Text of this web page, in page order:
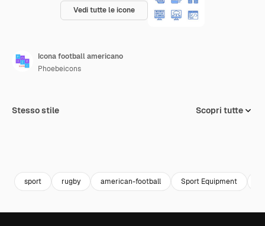
Vedi tutte le icone
Icona football americano
Phoebeicons
Stesso stile Scopri tutte
sport rugby american-football Sport Equipment